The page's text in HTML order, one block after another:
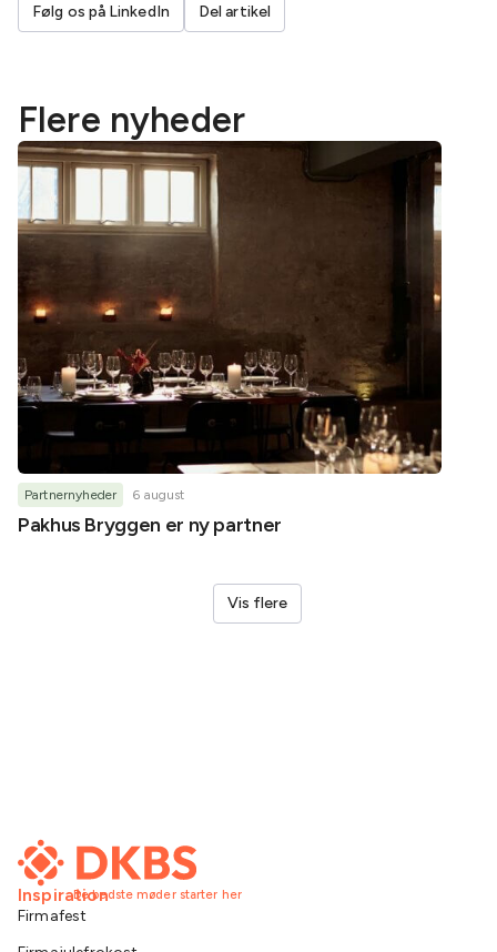
Følg os på LinkedIn Del artikel
Flere nyheder
Partnernyheder 6 august
Pakhus Bryggen er ny partner
Vis flere
De bedste møder starter her
Inspiration
Firmafest